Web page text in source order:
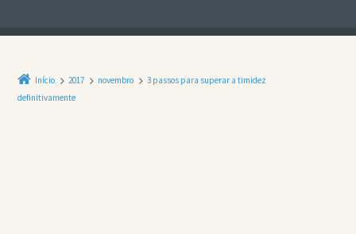
Início 2017 novembro
3 passos para superar a timidez
definitivamente